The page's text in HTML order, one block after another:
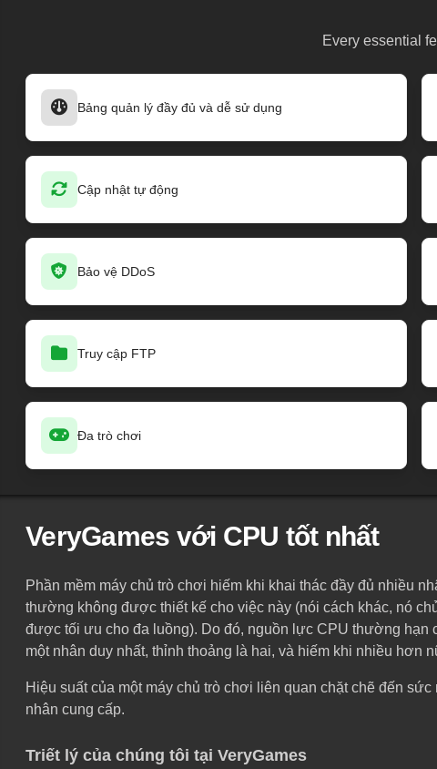
Every essential
Bảng quản lý đầy đủ và dễ sử dụng
Cập nhật tự động
Bảo vệ DDoS
Truy cập FTP
Đa trò chơi
VeryGames với CPU tốt nhất
Phần mềm máy chủ trò chơi hiếm khi khai thác đầy đủ nhiều
thường không được thiết kế cho việc này (nói cách khác, nó
được tối ưu cho đa luồng). Do đó, nguồn lực CPU thường hạn
một nhân duy nhất, thỉnh thoảng là hai, và hiếm khi nhiều hơn
Hiệu suất của một máy chủ trò chơi liên quan chặt chẽ đến sức
nhân cung cấp.
Triết lý của chúng tôi tại VeryGames